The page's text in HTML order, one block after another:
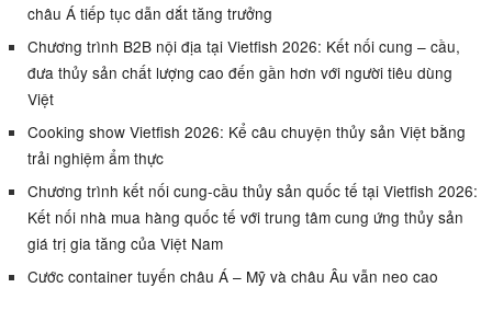
châu Á tiếp tục dẫn dắt tăng trưởng
Chương trình B2B nội địa tại Vietfish 2026: Kết nối cung – cầu,
đưa thủy sản chất lượng cao đến gần hơn với người tiêu dùng
Việt
Cooking show Vietfish 2026: Kể câu chuyện thủy sản Việt bằng
trải nghiệm ẩm thực
Chương trình kết nối cung-cầu thủy sản quốc tế tại Vietfish 2026:
Kết nối nhà mua hàng quốc tế với trung tâm cung ứng thủy sản
giá trị gia tăng của Việt Nam
Cước container tuyến châu Á – Mỹ và châu Âu vẫn neo cao